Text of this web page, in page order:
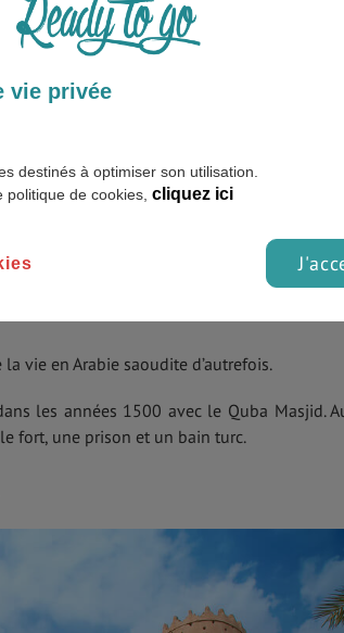
actuel.
de la société saoudienne moderne.
', qui a été érigé entre 1936 et
restauré et rénové. La restauration n’a
vie en Arabie saoudite d’autrefois.
les années 1500 avec le Quba Masjid.
fort, une prison et un bain turc.
vie privée
destinés à optimiser son utilisation.
de cookies, cliquez ici